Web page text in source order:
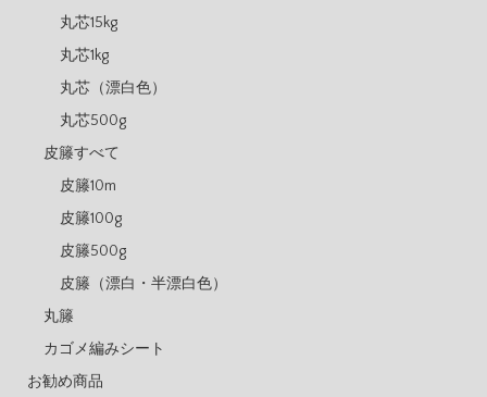
丸芯15kg
丸芯1kg
丸芯（漂白色）
丸芯500g
皮籐すべて
皮籐10m
皮籐100g
皮籐500g
皮籐（漂白・半漂白色）
丸籐
カゴメ編みシート
お勧め商品